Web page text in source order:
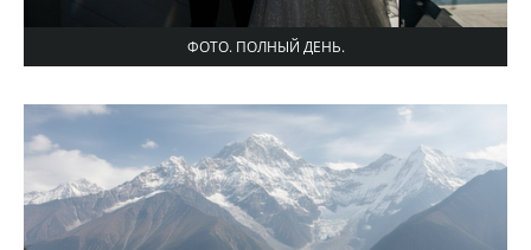
ФОТО. ПОЛНЫЙ ДЕНЬ.